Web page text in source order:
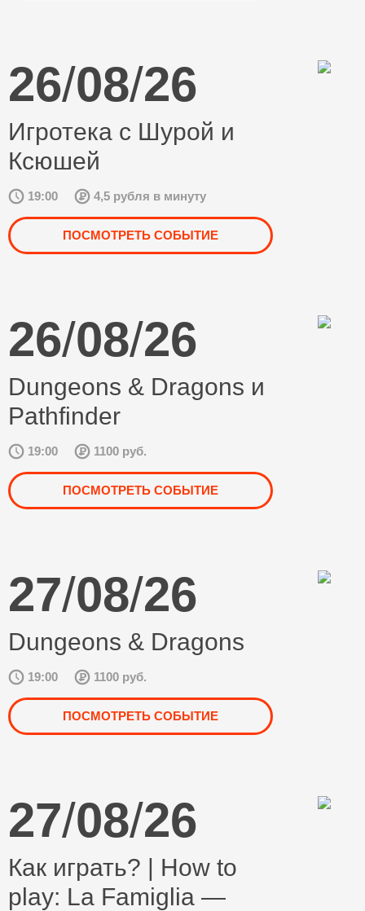
26/08/26
Игротека с Шурой и
Ксюшей
19:00 4,5 рубля в минуту
ПОСМОТРЕТЬ СОБЫТИЕ
26/08/26
Dungeons & Dragons и
Pathfinder
19:00 1100 руб.
ПОСМОТРЕТЬ СОБЫТИЕ
27/08/26
Dungeons & Dragons
19:00 1100 руб.
ПОСМОТРЕТЬ СОБЫТИЕ
27/08/26
Как играть? | How to
play: La Famiglia —